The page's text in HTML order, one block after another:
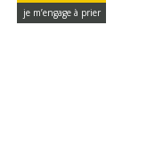
je m’engage à prier